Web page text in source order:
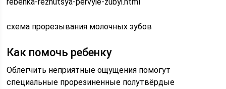
схема прорезывания молочных зубов
Как помочь ребенку
Облегчить неприятные ощущения помогут
специальные прорезиненные полутвёрдые